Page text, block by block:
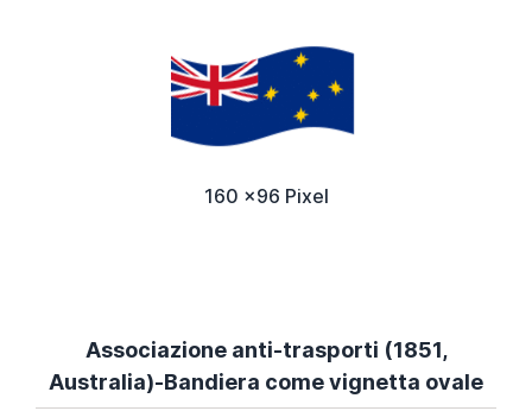
160 x96 Pixel
Associazione anti-trasporti (1851,
Australia)-Bandiera come vignetta ovale